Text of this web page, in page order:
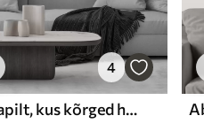
4
Abstraktne linnapilt, kus kõrged hooned on pruunide, hallide ja valgete toonidega, mis peegelduvad allolevas vees